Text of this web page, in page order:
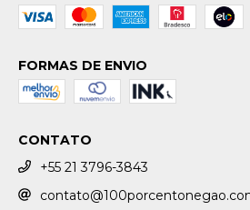
FORMAS DE ENVIO
CONTATO
+55 21 3796-3843